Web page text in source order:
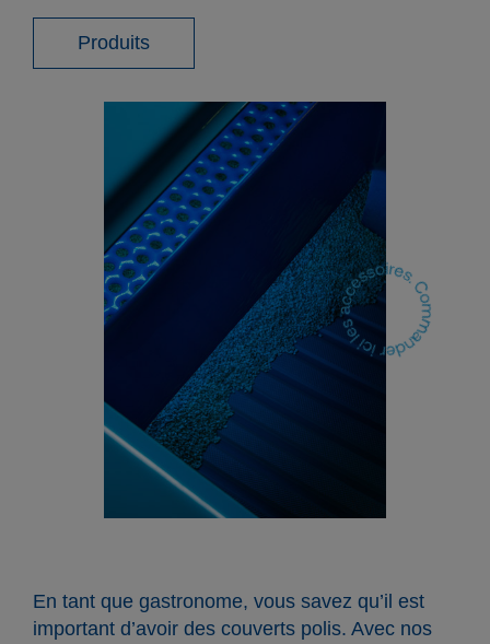
Produits
En tant que gastronome, vous savez qu’il est
important d’avoir des couverts polis. Avec nos